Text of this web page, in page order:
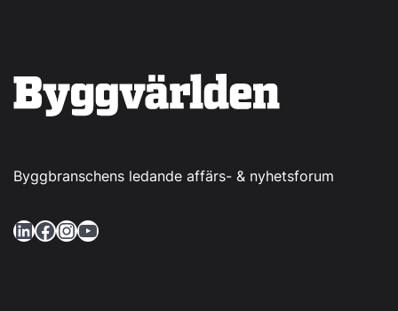
Byggbranschens ledande affärs- & nyhetsforum
LinkedIn Facebook InstagramYouTube